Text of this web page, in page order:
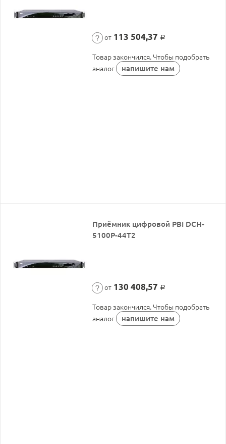
от 113 504,37 Р
Товар закончился. Чтобы подобрать
аналог
напишите нам
Приёмник цифровой PBI DCH-
5100P-44T2
от 130 408,57 Р
Товар закончился. Чтобы подобрать
аналог
напишите нам